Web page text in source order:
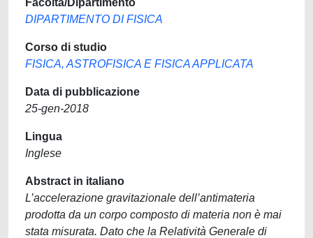
Facoltà/Dipartimento
DIPARTIMENTO DI FISICA
Corso di studio
FISICA, ASTROFISICA E FISICA APPLICATA
Data di pubblicazione
25-gen-2018
Lingua
Inglese
Abstract in italiano
L’accelerazione gravitazionale dell’antimateria
prodotta da un corpo composto di materia non è mai
stata misurata. Dato che la Relatività Generale di